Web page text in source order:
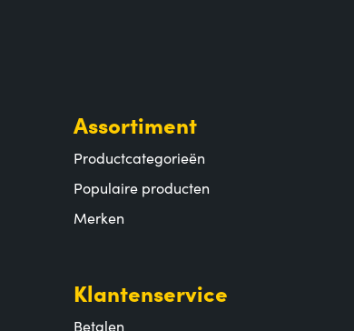
Assortiment
Productcategorieën
Populaire producten
Merken
Klantenservice
Betalen